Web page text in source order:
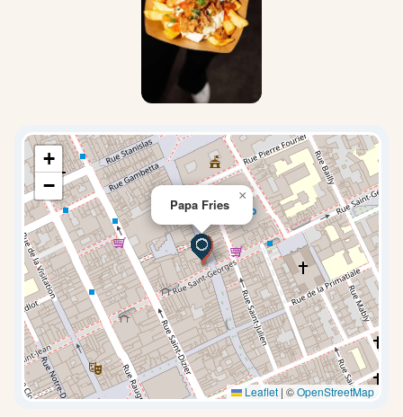
Papa Fries
×
+
−
Leaflet | ©OpenStreetMap